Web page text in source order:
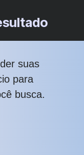
suas
para
busca.